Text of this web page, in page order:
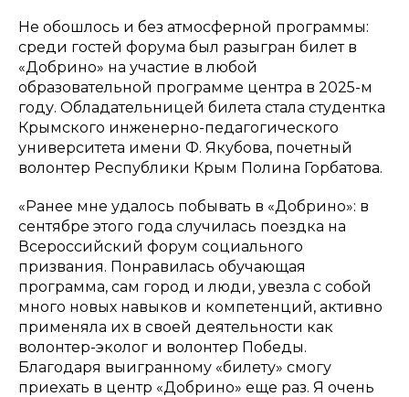
Не обошлось и без атмосферной программы:
среди гостей форума был разыгран билет в
«Добрино» на участие в любой
образовательной программе центра в 2025-м
году. Обладательницей билета стала студентка
Крымского инженерно-педагогического
университета имени Ф. Якубова, почетный
волонтер Республики Крым Полина Горбатова.
«Ранее мне удалось побывать в «Добрино»: в
сентябре этого года случилась поездка на
Всероссийский форум социального
призвания. Понравилась обучающая
программа, сам город и люди, увезла с собой
много новых навыков и компетенций, активно
применяла их в своей деятельности как
волонтер-эколог и волонтер Победы.
Благодаря выигранному «билету» смогу
приехать в центр «Добрино» еще раз. Я очень